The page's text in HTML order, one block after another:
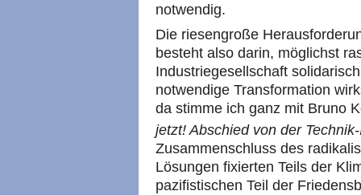
notwendig.
Die riesengroße
besteht also darin, möglichst
Industriegesellschaft
notwendige Transformation
da stimme ich ganz mit Bruno
jetzt! Abschied von der
Zusammenschluss des
Lösungen fixierten Teils der
pazifistischen Teil der